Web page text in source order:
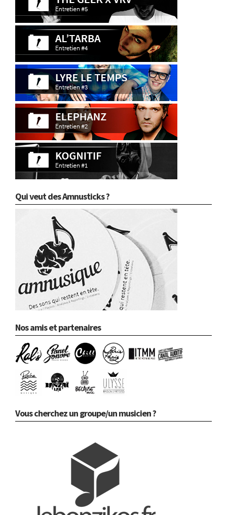
Qui veut des Amnusticks ?
Nos amis et partenaires
Vous cherchez un groupe/un musicien ?